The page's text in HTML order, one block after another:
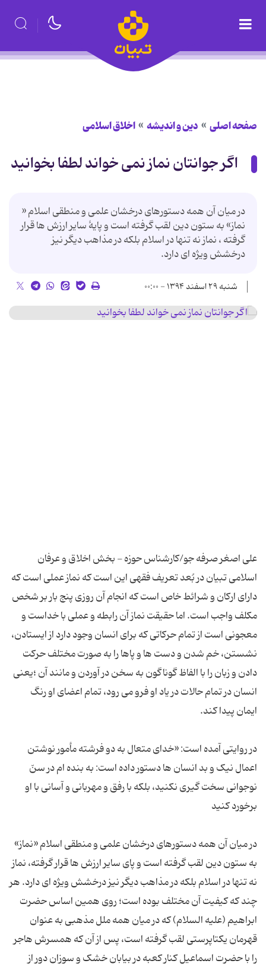
صفحه اصلی دین و اندیشه اخلاق اسلامی
اگر جوانتان نماز نمی خواند لطفا بخوانید
در میان آن همه دستورهای درخشان علمی و منطقی اسلام «
نماز» به ستون دین لقب گرفته است و پایۀ سایر ارزش ها قرار
گرفته ، نماز نه تنها در اسلام بلکه در مذاهب دیگر نیز
درخشش ویژه ای دارد.
شنبه ۲۹ اسفند ۱۳۹۴ - ۰۰:۰۰
علی اصغر صرفه جو/کارشناس حوزه - بخش اخلاق و عرفان
اسلامی تبیان در بُعد تعریف فقهی این است که نماز عملی است که
دارای ارکان و شرائط خاص است که انجام آن روزی پنج بار بر شخص
مکلف واجب است. اما حقیقت نماز آن رابطه و عملی با خداست و
معجونی است از تمام حرکاتی که برای انسان وجود دارد از ایستادن،
نشستن، خم شدن و دست ها و پاها را به صورت مختلف حرکت
دادن و زبان را با الفاظ گوناگون به سخن در آوردن و مانند آن ؛یعنی
انسان در تمام حالات در یاد او فرو می رود، تمام اعضای او رنگ
در روایتی آمده است: «خدای متعال به دو فرشته مأمور نوشتن
اعمال نیک و بد انسان ها دستور داده است: به بنده ام در سنّ
نوجوانی سخت گیری نکنید، بلکه با رفق و مهربانی و آسانی با او
در میان آن همه دستورهای درخشان علمی و منطقی اسلام «نماز»
به ستون دین لقب گرفته است و پای سایر ارزش ها قرار گرفته، نماز
نه تنها در اسلام بلکه در مذاهب دیگر نیز درخشش ویژه ای دارد. هر
چند که کیفیت آن مختلف بوده است؛ روی همین اساس حضرت
ابراهیم (علیه السلام) که در میان همه ملل مذهبی به عنوان
قهرمان یکتاپرستی لقب گرفته است، پس از آن که همسرش هاجر
را با حضرت اسماعیل کنار کعبه در بیابان خشک و سوزان دور از